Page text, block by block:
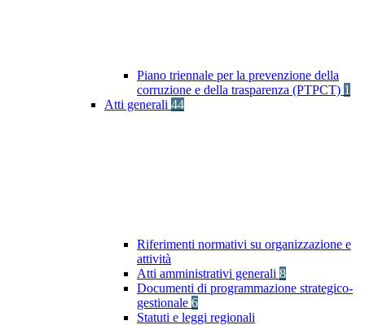
Piano triennale per la prevenzione della
corruzione e della trasparenza (PTPCT) 1
Atti generali 44
Riferimenti normativi su organizzazione e
attività
Atti amministrativi generali 8
Documenti di programmazione strategico-
gestionale 6
Statuti e leggi regionali